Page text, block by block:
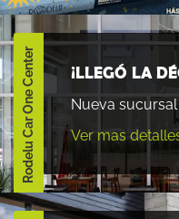
Rodelu Car One Center ¡LLEGÓ LA
Nueva
Ver mas